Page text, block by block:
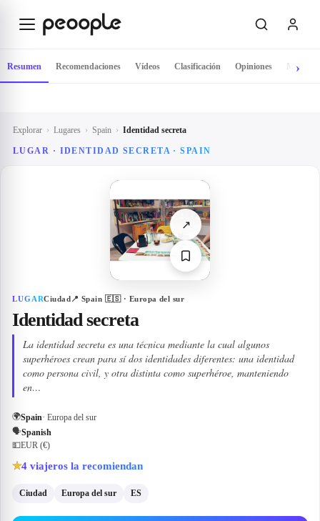
Explorar › Lugares › Spain › Identidad secreta
LUGAR · IDENTIDAD SECRETA · SPAIN
↗
LUGARCiudad📍 Spain 🇪🇸 · Europa del sur
Identidad secreta
La identidad secreta es una técnica mediante la cual algunos
superhéroes crean para sí dos identidades diferentes: una identidad
como persona civil, y otra distinta como superhéroe, manteniendo
en…
🌍Spain· Europa del sur
🗣Spanish
💵EUR (€)
★4 viajeros la recomiendan
Ciudad Europa del sur ES
Resumen Recomendaciones Vídeos Clasificación Opiniones Mapa